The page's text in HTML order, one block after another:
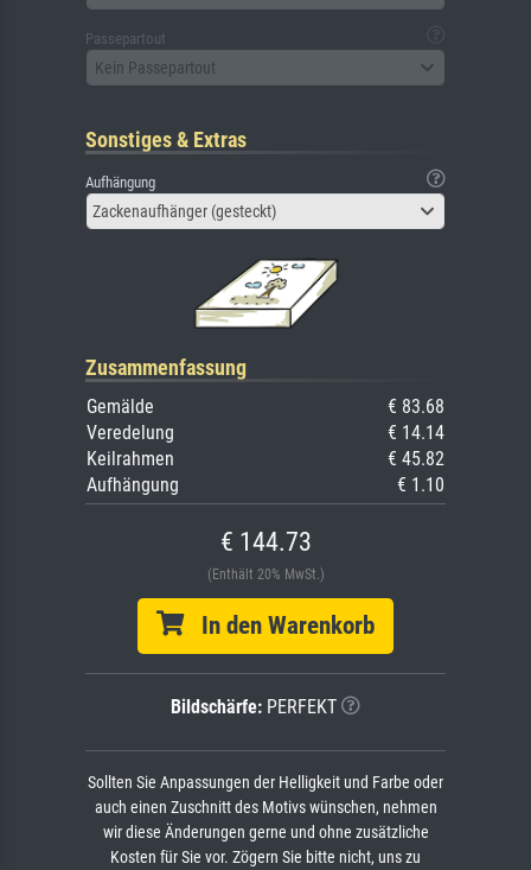
Passepartout
Kein Passepartout
Sonstiges & Extras
Aufhängung
Zackenaufhänger (gesteckt)
Zusammenfassung
Gemälde
€ 83.68
Veredelung
€ 14.14
Keilrahmen
€ 45.82
Aufhängung
€ 1.10
€ 144.73
(Enthält 20% MwSt.)
In den Warenkorb
Bildschärfe: PERFEKT
Sollten Sie Anpassungen der Helligkeit und Farbe oder
auch einen Zuschnitt des Motivs wünschen, nehmen
wir diese Änderungen gerne und ohne zusätzliche
Kosten für Sie vor. Zögern Sie bitte nicht, uns zu